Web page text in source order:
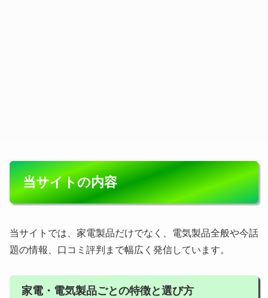
当サイトの内容
当サイトでは、家電製品だけでなく、電気製品全般や今話
題の情報、口コミ評判まで幅広く発信しています。
家電・電気製品ごとの特徴と選び方